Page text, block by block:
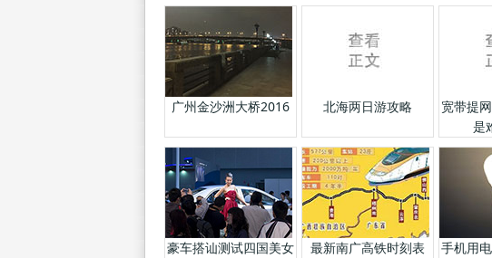
广州金沙洲大桥2016 北海两日游攻略
宽带提
是
豪车搭讪测试四国美女
最新南广高铁时刻表
手机用